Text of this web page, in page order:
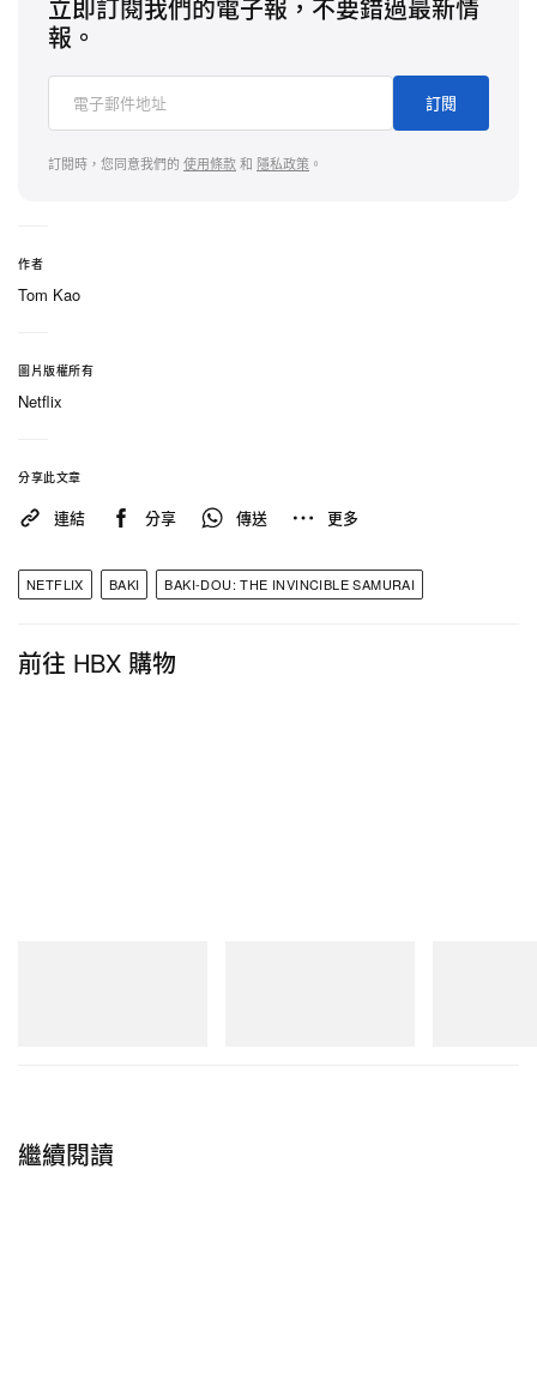
告著重呈現跨越時代的殘酷交鋒，Musashi 以近乎神
是，真刀實劍的引入，意味著一旦落敗，隨之而來的
將是死亡的即時威脅。
與 Novel Core 負責的片尾曲〈Mountain Top〉，進
一步推高整體作畫節奏與張力。官方亦同步確認豪華
The Miz，確保國際版本同樣呼應日文原版的狂暴能
量。
立即訂閱我們的電子報，不要錯過最新情
報。
訂閱
訂閱時，您同意我們的 使用條款和 隱私政策 。
作者
Tom Kao
圖片版權所有
Netflix
分享此文章
連結 分享 傳送 更多
NETFLIX BAKI BAKI-DOU: THE INVINCIBLE SAMURAI
前往 HBX 購物
繼續閱讀